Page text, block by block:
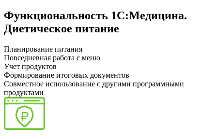
Функциональность 1С:Медицина.
Диетическое питание
Планирование питания
Повседневная работа с меню
Учет продуктов
Формирование итоговых документов
Совместное использование с другими программными
продуктами